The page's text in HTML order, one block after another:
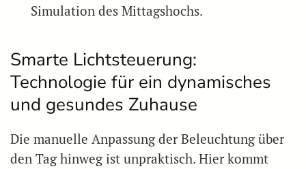
Simulation des Mittagshochs.
Smarte Lichtsteuerung:
Technologie für ein dynamisches
und gesundes Zuhause
Die manuelle Anpassung der Beleuchtung über
den Tag hinweg ist unpraktisch. Hier kommt